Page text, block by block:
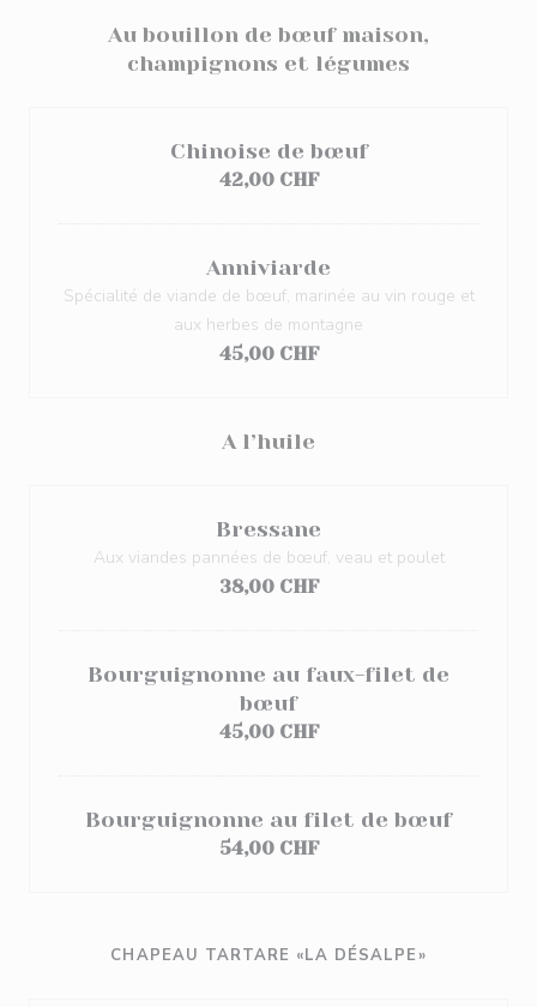
Au bouillon de bœuf maison,
champignons et légumes
Chinoise de bœuf
42,00 CHF
Anniviarde
Spécialité de viande de bœuf, marinée au vin rouge et
aux herbes de montagne
45,00 CHF
A l’huile
Bressane
Aux viandes pannées de bœuf, veau et poulet
38,00 CHF
Bourguignonne au faux-filet de
bœuf
45,00 CHF
Bourguignonne au filet de bœuf
54,00 CHF
CHAPEAU TARTARE «LA DÉSALPE»